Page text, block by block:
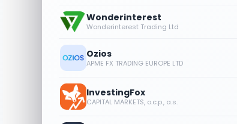
Wonderinterest
Wonderinterest Trading Ltd
Ozios
APME FX TRADING EUROPE LTD
InvestingFox
CAPITAL MARKETS, o.c.p., a.s.